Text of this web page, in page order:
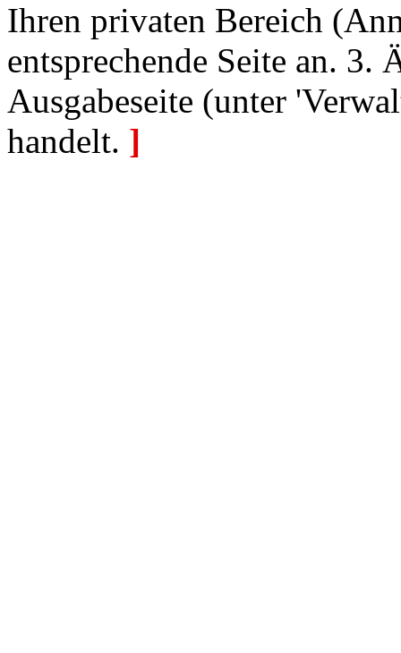
Ihren privaten Bereich
entsprechende Seite an. 3.
Ausgabeseite (unter
handelt. ]